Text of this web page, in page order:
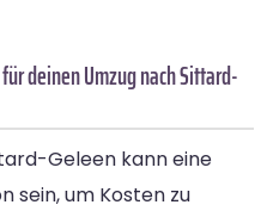
deinen Umzug nach Sittard-
Geleen kann eine
sein, um Kosten zu